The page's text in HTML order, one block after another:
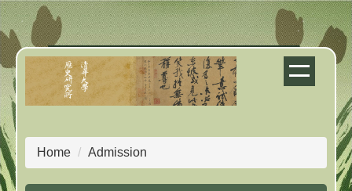
Jump
to
the
main
content
block
Home Admission